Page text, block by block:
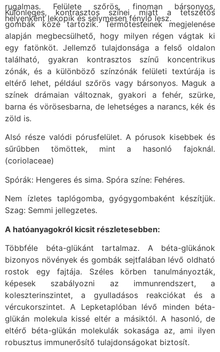
rugalmas. Felülete szőrös, finoman bársonyos,
helyenként lekopik és selymesen fénylő lesz.
Különleges, kontrasztos színei miatt a tetszetős
gombák közé tartozik. Termőtesteinek megjelenése
alapján megbecsülhető, hogy milyen régen vágtak ki
egy fatönköt. Jellemző tulajdonsága a felső oldalon
található, gyakran kontrasztos színű koncentrikus
zónák, és a különböző színzónák felületi textúrája is
eltérő lehet, például szőrös vagy bársonyos. Maguk a
színek drámaian változnak, gyakori a fehér, szürke,
barna és vörösesbarna, de lehetséges a narancs, kék és
zöld is.
Alsó része valódi pórusfelület. A pórusok kisebbek és
sűrűbben tömöttek, mint a hasonló fajoknál.
(coriolaceae)
Spórák: Hengeres és sima. Spóra színe: Fehéres.
Nem ízletes taplógomba, gyógygombaként készítjük.
Szag: Semmi jellegzetes.
A hatóanyagokról kicsit részletesebben:
Többféle béta-glükánt tartalmaz. A béta-glükánok
bizonyos növények és gombák sejtfalában lévő oldható
rostok egy fajtája. Széles körben tanulmányozták,
képesek szabályozni az immunrendszert, a
koleszterinszintet, a gyulladásos reakciókat és a
vércukorszintet. A Lepketaplóban lévő minden béta-
glükán molekula kissé eltér a másiktól. A hasonló, de
eltérő béta-glükán molekulák sokasága az, ami ilyen
robusztus immunerősítő tulajdonságokat biztosít.